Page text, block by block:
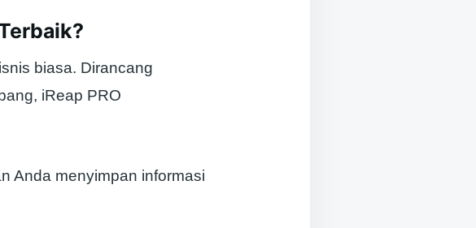
biasa. Dirancang
iReap PRO
Anda menyimpan informasi